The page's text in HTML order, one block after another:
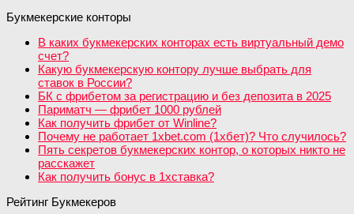
Букмекерские конторы
В каких букмекерских конторах есть виртуальный демо
счет?
Какую букмекерскую контору лучше выбрать для
ставок в России?
БК с фрибетом за регистрацию и без депозита в 2025
Париматч — фрибет 1000 рублей
Как получить фрибет от Winline?
Почему не работает 1xbet.com (1хбет)? Что случилось?
Пять секретов букмекерских контор, о которых никто не
расскажет
Как получить бонус в 1хставка?
Рейтинг Букмекеров